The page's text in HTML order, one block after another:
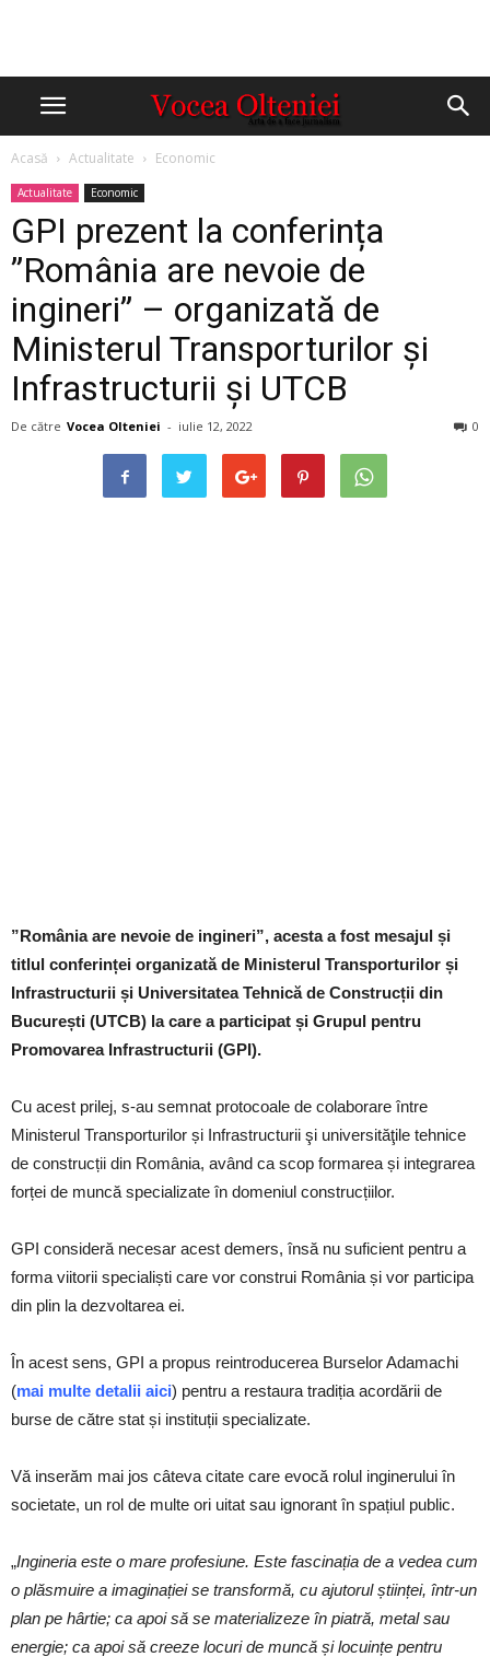
Acasă Actualitate Economic
Actualitate Economic
GPI prezent la conferința
”România are nevoie de
ingineri” – organizată de
Ministerul Transporturilor și
Infrastructurii și UTCB
De către Vocea Olteniei - iulie 12, 2022 0
”România are nevoie de ingineri”, acesta a fost mesajul și
titlul conferinței organizată de Ministerul Transporturilor și
Infrastructurii și Universitatea Tehnică de Construcții din
București (UTCB) la care a participat și Grupul pentru
Promovarea Infrastructurii (GPI).
Cu acest prilej, s-au semnat protocoale de colaborare între
Ministerul Transporturilor și Infrastructurii şi universităţile tehnice
de construcții din România, având ca scop formarea și integrarea
forței de muncă specializate în domeniul construcțiilor.
GPI consideră necesar acest demers, însă nu suficient pentru a
forma viitorii specialiști care vor construi România și vor participa
din plin la dezvoltarea ei.
În acest sens, GPI a propus reintroducerea Burselor Adamachi
(mai multe detalii aici) pentru a restaura tradiția acordării de
burse de către stat și instituții specializate.
Vă inserăm mai jos câteva citate care evocă rolul inginerului în
societate, un rol de multe ori uitat sau ignorant în spațiul public.
„Ingineria este o mare profesiune. Este fascinația de a vedea cum
o plăsmuire a imaginației se transformă, cu ajutorul științei, într-un
plan pe hârtie; ca apoi să se materializeze în piatră, metal sau
energie; ca apoi să creeze locuri de muncă și locuințe pentru